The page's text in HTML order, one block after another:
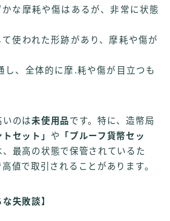
かな摩耗や傷はあるが、非常に状態
て使われた形跡があり、摩耗や傷が
し、全体的に摩.耗や傷が目立つも
いのは未使用品です。特に、造幣局
トセット」 や 「プルーフ貨幣セッ
最高の状態で保管されているた
値で取引されることがあります。
失敗談】